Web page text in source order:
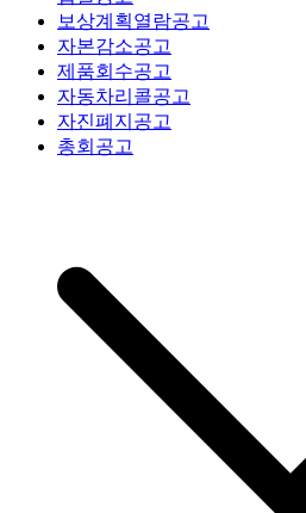
보상계획열람공고
자본감소공고
제품회수공고
자동차리콜공고
자진폐지공고
총회공고